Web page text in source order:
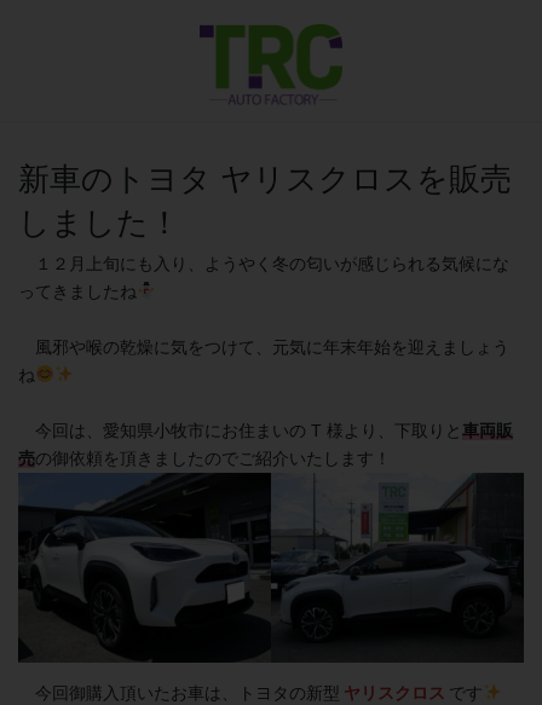
新車のトヨタ ヤリスクロスを販売
しました！
１２月上旬にも入り、ようやく冬の匂いが感じられる気候にな
ってきましたね
風邪や喉の乾燥に気をつけて、元気に年末年始を迎えましょう
ね
今回は、愛知県小牧市にお住まいの T 様より、下取りと 車両販
売の御依頼を頂きましたのでご紹介いたします！
今回御購入頂いたお車は、トヨタの新型 ヤリスクロス です